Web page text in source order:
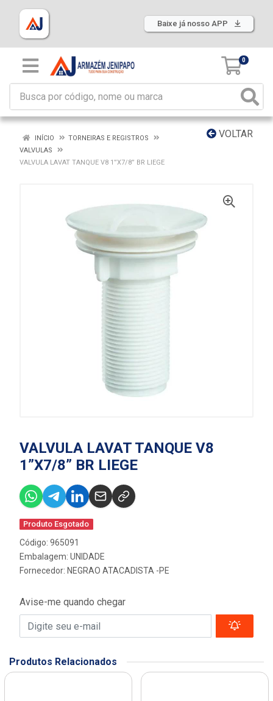
Baixe já nosso APP
0
VOLTAR
INÍCIO
TORNEIRAS E REGISTROS
VALVULAS
VALVULA LAVAT TANQUE V8 1”X7/8” BR LIEGE
VALVULA LAVAT TANQUE V8
1”X7/8” BR LIEGE
Produto Esgotado
Código: 965091
Embalagem: UNIDADE
Fornecedor: NEGRAO ATACADISTA -PE
Avise-me quando chegar
Produtos Relacionados